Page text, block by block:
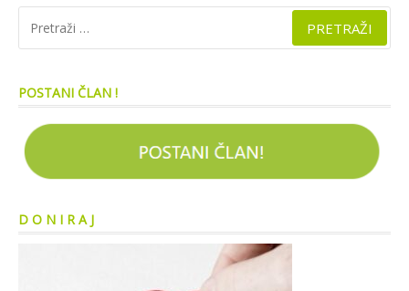
POSTANI ČLAN !
D O N I R A J